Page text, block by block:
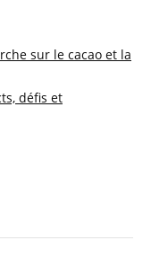
sur le cacao et la
défis et